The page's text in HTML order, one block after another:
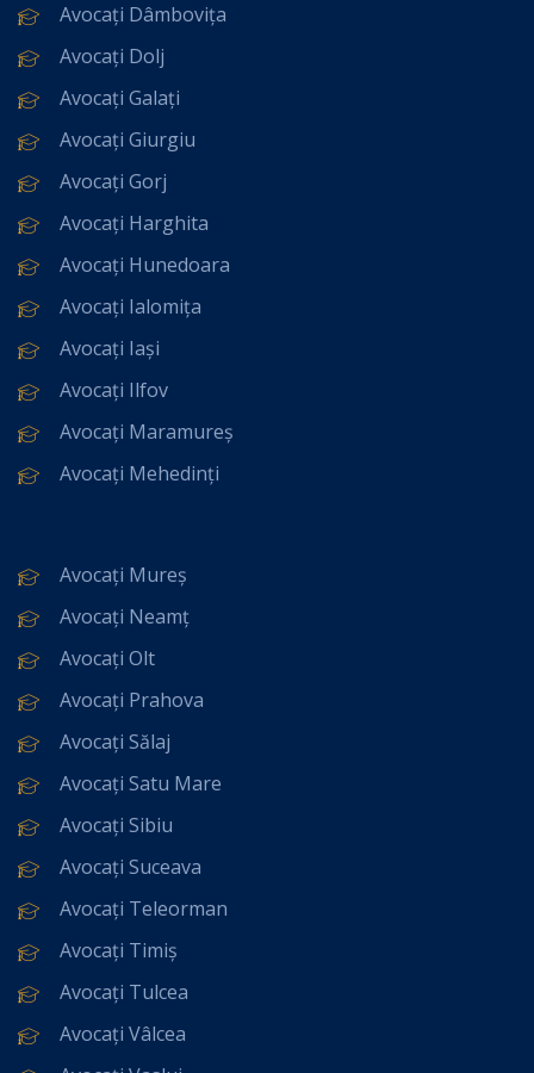
Avocați Dâmbovița
Avocați Dolj
Avocați Galați
Avocați Giurgiu
Avocați Gorj
Avocați Harghita
Avocați Hunedoara
Avocați Ialomița
Avocați Iași
Avocați Ilfov
Avocați Maramureș
Avocați Mehedinți
Avocați Mureș
Avocați Neamț
Avocați Olt
Avocați Prahova
Avocați Sălaj
Avocați Satu Mare
Avocați Sibiu
Avocați Suceava
Avocați Teleorman
Avocați Timiș
Avocați Tulcea
Avocați Vâlcea